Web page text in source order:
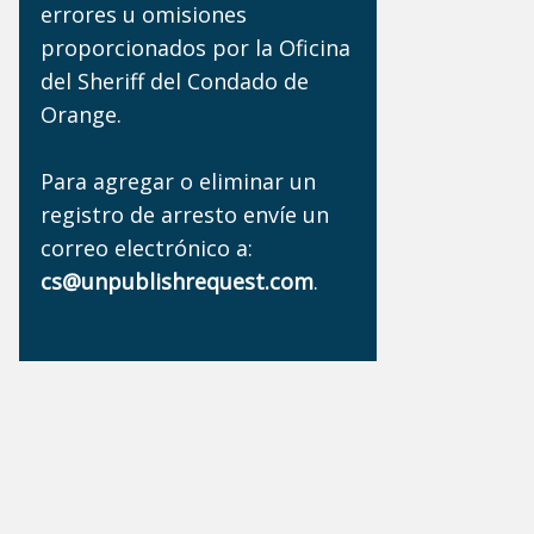
errores u omisiones
proporcionados por la Oficina
del Sheriff del Condado de
Orange.
Para agregar o eliminar un
registro de arresto envíe un
correo electrónico a:
cs@unpublishrequest.com.